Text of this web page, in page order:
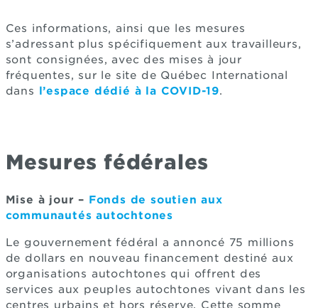
Ces informations, ainsi que les mesures
s’adressant plus spécifiquement aux travailleurs,
sont consignées, avec des mises à jour
fréquentes, sur le site de Québec International
dans l’espace dédié à la COVID-19.
Mesures fédérales
Mise à jour – Fonds de soutien aux
communautés autochtones
Le gouvernement fédéral a annoncé 75 millions
de dollars en nouveau financement destiné aux
organisations autochtones qui offrent des
services aux peuples autochtones vivant dans les
centres urbains et hors réserve. Cette somme